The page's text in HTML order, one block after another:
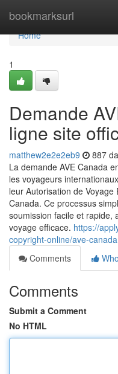
bookmarksurl
Home
Home
1
Demande
ligne site
matthew2e2e2eb9 887
La demande AVE Canada
les voyageurs
leur Autorisation de
Canada. Ce processus
soumission facile et rapide,
voyage efficace. https://
copyright-online/ave-canada
Comments
Comments
Submit a Comment
No HTML